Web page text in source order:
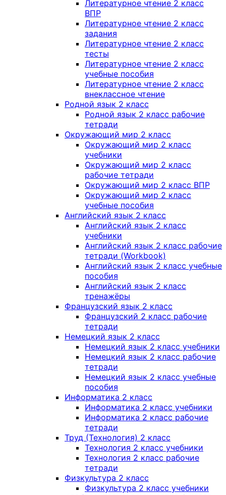
Литературное чтение 2 класс
ВПР
Литературное чтение 2 класс
задания
Литературное чтение 2 класс
тесты
Литературное чтение 2 класс
учебные пособия
Литературное чтение 2 класс
внеклассное чтение
Родной язык 2 класс
Родной язык 2 класс рабочие
тетради
Окружающий мир 2 класс
Окружающий мир 2 класс
учебники
Окружающий мир 2 класс
рабочие тетради
Окружающий мир 2 класс ВПР
Окружающий мир 2 класс
учебные пособия
Английский язык 2 класс
Английский язык 2 класс
учебники
Английский язык 2 класс рабочие
тетради (Workbook)
Английский язык 2 класс учебные
пособия
Английский язык 2 класс
тренажёры
Французский язык 2 класс
Французский 2 класс рабочие
тетради
Немецкий язык 2 класс
Немецкий язык 2 класс учебники
Немецкий язык 2 класс рабочие
тетради
Немецкий язык 2 класс учебные
пособия
Информатика 2 класс
Информатика 2 класс учебники
Информатика 2 класс рабочие
тетради
Труд (Технология) 2 класс
Технология 2 класс учебники
Технология 2 класс рабочие
тетради
Физкультура 2 класс
Физкультура 2 класс учебники